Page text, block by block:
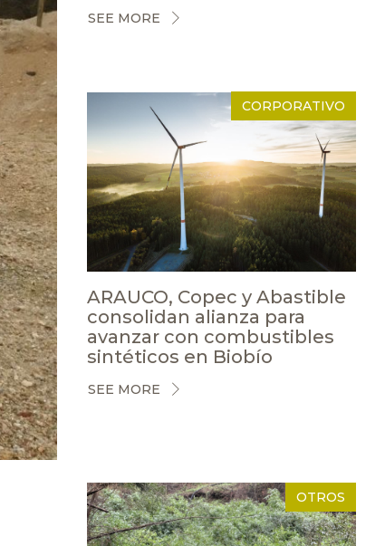
SEE MORE
CORPORATIVO
ARAUCO, Copec y Abastible
consolidan alianza para
avanzar con combustibles
sintéticos en Biobío
SEE MORE
OTROS